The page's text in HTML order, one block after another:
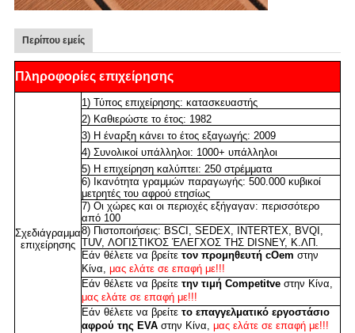
Περίπου εμείς
Πληροφορίες επιχείρησης
Σχεδιάγραμμα
επιχείρησης
1) Τύπος επιχείρησης: κατασκευαστής
2) Καθιερώστε το έτος: 1982
3) Η έναρξη κάνει το έτος εξαγωγής: 2009
4) Συνολικοί υπάλληλοι: 1000+ υπάλληλοι
5) Η επιχείρηση καλύπτει: 250 στρέμματα
6) Ικανότητα γραμμών παραγωγής: 500.000 κυβικοί
μετρητές του αφρού ετησίως
7) Οι χώρες και οι περιοχές εξήγαγαν: περισσότερο
από 100
8) Πιστοποιήσεις: BSCI, SEDEX, INTERTEX, BVQI,
TUV, ΛΟΓΙΣΤΙΚΌΣ ΈΛΕΓΧΟΣ ΤΗΣ DISNEY, Κ.ΛΠ.
Εάν θέλετε να βρείτε τον προμηθευτή cOem στην
Κίνα, μας ελάτε σε επαφή με!!!
Εάν θέλετε να βρείτε την τιμή Competitveστην Κίνα,
μας ελάτε σε επαφή με!!!
Εάν θέλετε να βρείτε το επαγγελματικό εργοστάσιο
αφρού της EVAστην Κίνα, μας ελάτε σε επαφή με!!!